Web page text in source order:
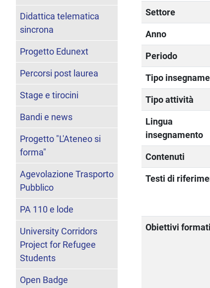
Settore
Anno
Periodo
Tipo
Tipo attività
Lingua
insegnamento
Contenuti
Testi di
Obiettivi
Didattica telematica
sincrona
Progetto Edunext
Percorsi post laurea
Stage e tirocini
Bandi e news
Progetto "L'Ateneo si
forma"
Agevolazione Trasporto
Pubblico
PA 110 e lode
University Corridors
Project for Refugee
Students
Open Badge